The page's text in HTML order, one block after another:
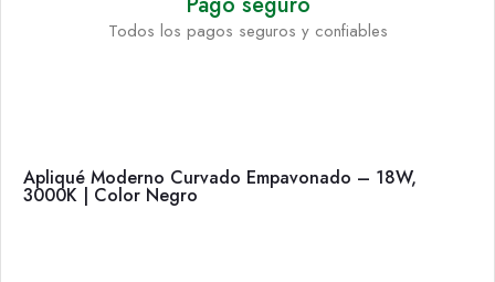
Todos los pagos seguros y confiables
Apliqué Moderno Curvado Empavonado – 18W,
3000K | Color Negro